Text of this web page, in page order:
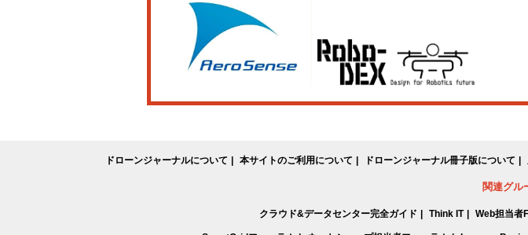
ドローンジャーナルについて 本サイトのご利用について ドローンジャーナル冊子版について
関連グル
クラウド&データセンター完全ガイド Think IT Web担当者